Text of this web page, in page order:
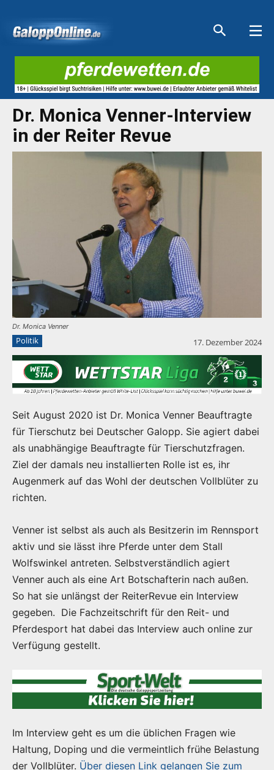
Dr. Monica Venner-Interview
in der Reiter Revue
Dr. Monica Venner
Politik 17. Dezember 2024
Seit August 2020 ist Dr. Monica Venner Beauftragte
für Tierschutz bei Deutscher Galopp. Sie agiert dabei
als unabhängige Beauftragte für Tierschutzfragen.
Ziel der damals neu installierten Rolle ist es, ihr
Augenmerk auf das Wohl der deutschen Vollblüter zu
richten.
Venner ist selbst als auch als Besitzerin im Rennsport
aktiv und sie lässt ihre Pferde unter dem Stall
Wolfswinkel antreten. Selbstverständlich agiert
Venner auch als eine Art Botschafterin nach außen.
So hat sie unlängst der ReiterRevue ein Interview
gegeben. Die Fachzeitschrift für den Reit- und
Pferdesport hat dabei das Interview auch online zur
Verfügung gestellt.
Im Interview geht es um die üblichen Fragen wie
Haltung, Doping und die vermeintlich frühe Belastung
der Vollblüter. Über diesen Link gelangen Sie zum